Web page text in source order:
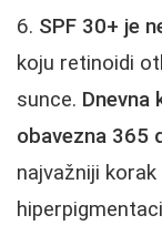
SPF 30+ je
koju retinoidi
sunce.
obavezna 365
najvažniji